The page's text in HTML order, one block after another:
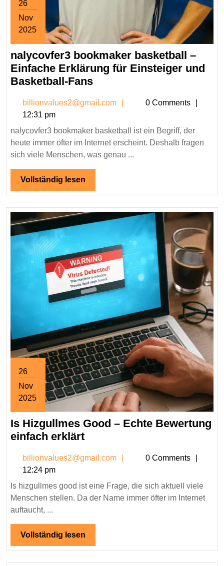
26
Nov
2025
November
26,
2025
nalycovfer3 bookmaker basketball –
Einfache Erklärung für Einsteiger und
Basketball-Fansnalycovfer3
basketball
Einfache
Erklärung
für
Einsteiger
Basketball-
Fans
billionvalues2@gmail.com
0 Comments
12:31 pm
nalycovfer3 bookmaker basketball ist ein Begriff, der
heute immer öfter im Internet erscheint. Deshalb fragen
sich viele Menschen, was genau ...
Vollständig lesen
lesen
26
Nov
2025
26,
2025
Is Hizgullmes Good – Echte Bewertung
einfach erklärtIs
Good
Echte
Bewertung
erklärt
billionvalues2@gmail.com
0 Comments
12:24 pm
Menschen stellen. Da der Name immer öfter im Internet
auftaucht, ...
Vollständig lesen
lesen